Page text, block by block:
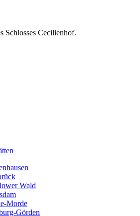
Schlosses Cecilienhof.
Wald
Morde
Görden